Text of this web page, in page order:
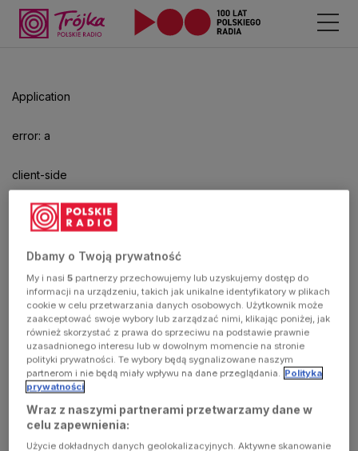
Application
error: a
client-side
exception
has
occurred
(see the
browser
console for
aby
odtwarzać.
Dbamy o Twoją prywatność
My i nasi5 partnerzy przechowujemy lub uzyskujemy dostęp do
informacji na urządzeniu, takich jak unikalne identyfikatory w plikach
cookie w celu przetwarzania danych osobowych. Użytkownik może
zaakceptować swoje wybory lub zarządzać nimi, klikając poniżej, jak
również skorzystać z prawa do sprzeciwu na podstawie prawnie
uzasadnionego interesu lub w dowolnym momencie na stronie
polityki prywatności. Te wybory będą sygnalizowane naszym
partnerom i nie będą miały wpływu na dane przeglądania. Polityka
prywatności
Wraz z naszymi partnerami przetwarzamy dane w
celu zapewnienia:
Użycie dokładnych danych geolokalizacyjnych. Aktywne skanowanie